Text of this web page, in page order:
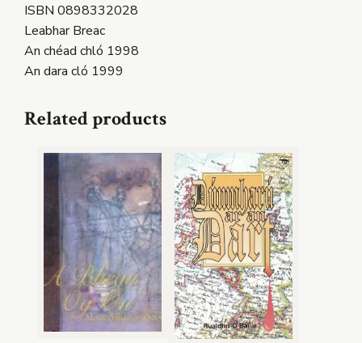
ISBN 0898332028
Leabhar Breac
An chéad chló 1998
An dara cló 1999
Related products